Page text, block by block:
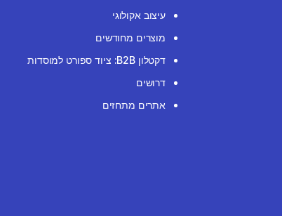
עיצוב אקולוגי
מוצרים מחודשים
דקטלון B2B: ציוד ספורט למוסדות
דרושים
אתרים מתחזים